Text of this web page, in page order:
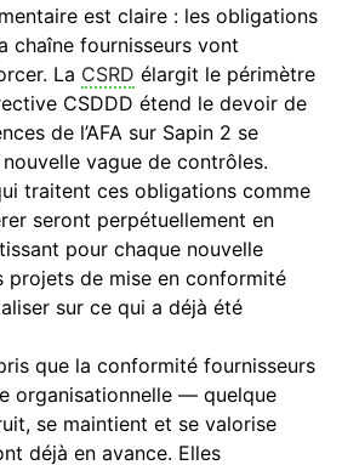
est claire : les obligations
chaîne fournisseurs vont
La CSRD élargit le périmètre
CSDDD étend le devoir de
de l’AFA sur Sapin 2 se
vague de contrôles.
traitent ces obligations comme
seront perpétuellement en
pour chaque nouvelle
projets de mise en conformité
sur ce qui a déjà été
que la conformité fournisseurs
organisationnelle — quelque
se maintient et se valorise
déjà en avance. Elles